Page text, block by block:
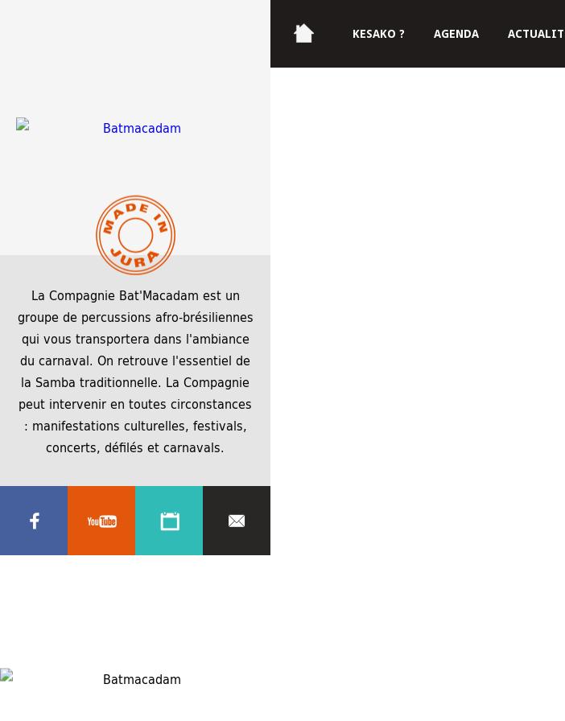
La Compagnie Bat'Macadam est un
groupe de percussions afro-brésiliennes
qui vous transportera dans l'ambiance
du carnaval. On retrouve l'essentiel de
la Samba traditionnelle. La Compagnie
peut intervenir en toutes circonstances
: manifestations culturelles, festivals,
concerts, défilés et carnavals.
KESAKO ? AGENDA